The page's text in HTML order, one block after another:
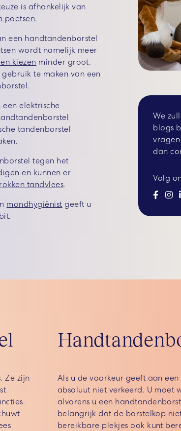
is afhankelijk van
poetsen.
een handtandenborstel
wordt namelijk meer
kiezen minder groot.
te maken van een
elektrische
tandenborstel
tegen het
en kunnen er
tandvlees.
mondhygiënist geeft u
We
blogs
dan
Volg
Ze zijn
Als u de voorkeur geeft aan
absoluut niet verkeerd. U moet
alvorens u een
belangrijk dat de borstelkop
bereikbare plekjes ook kunt